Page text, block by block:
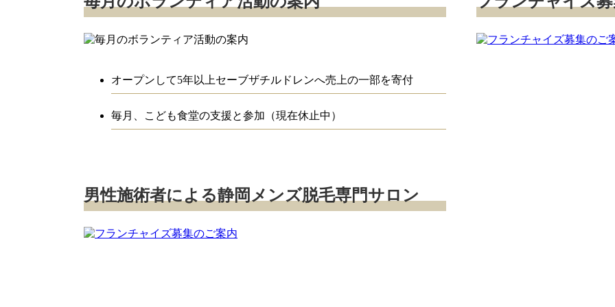
オープンして5年以上セーブザチルドレンへ売上の一部を寄付
毎月、こども食堂の支援と参加（現在休止中）
男性施術者による静岡メンズ脱毛専門サロン